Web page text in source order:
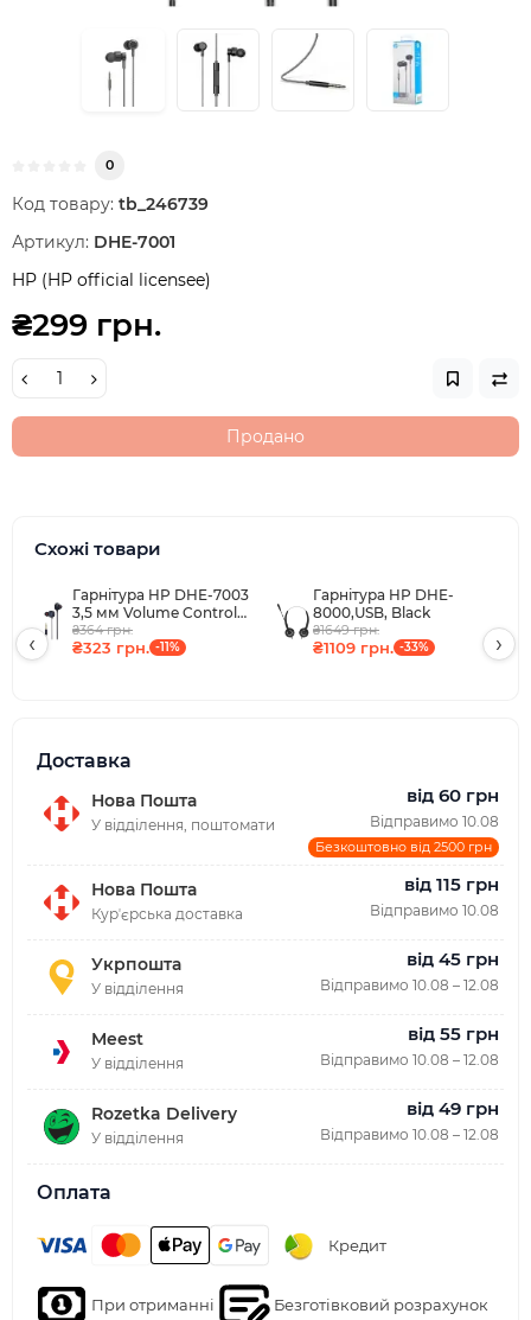
0
Код товару: tb_246739
Артикул: DHE-7001
HP (HP official licensee)
₴299 грн.
Продано
Схожі товари
Гарнітура HP DHE-7003
3,5 мм Volume Control
Black
₴364 грн.
₴323 грн. -11%
Гарнітура HP DHE-
8000,USB, Black
₴1649 грн.
₴1109 грн. -33%
‹ ›
Доставка
Нова Пошта
У відділення, поштомати
від 60 грн
Відправимо 10.08
Безкоштовно від 2500 грн
Нова Пошта
Курʼєрська доставка
від 115 грн
Відправимо 10.08
Укрпошта
У відділення
від 45 грн
Відправимо 10.08 – 12.08
Meest
У відділення
від 55 грн
Відправимо 10.08 – 12.08
Rozetka Delivery
У відділення
від 49 грн
Відправимо 10.08 – 12.08
Оплата
Кредит
При отриманні Безготівковий розрахунок